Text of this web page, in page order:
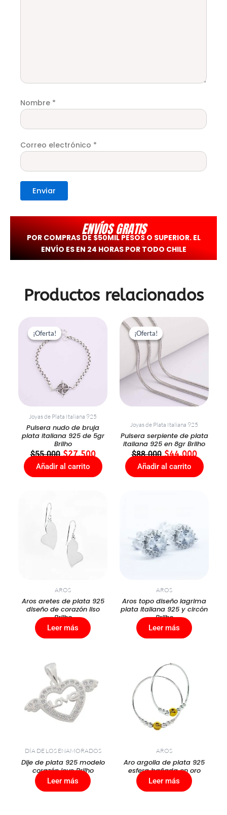
Nombre *
Correo electrónico *
ENVÍOS GRATIS
POR COMPRAS DE $50MIL PESOS O SUPERIOR. EL
ENVÍO ES EN 24 HORAS POR TODO CHILE
Productos relacionados
¡Oferta!
¡Oferta!
Joyas de Plata Italiana 925
Pulsera nudo de bruja
plata italiana 925 de 5gr
Brilho
$55.000
precio
original
$55.000.
$27.500
Añadir al carrito
¡Oferta!
¡Oferta!
Joyas de Plata Italiana 925
Pulsera serpiente de plata
italiana 925 en 8gr Brilho
$88.000
original
era:
$88.000.
$44.000
El
precio
actual
Añadir al carrito
AROS
Aros aretes de plata 925
diseño de corazón liso
Brilho
Leer más
AROS
Aros topo diseño lagrima
plata italiana 925 y circón
Brilho
Leer más
DÍA DE LOS ENAMORADOS
Dije de plata 925 modelo
corazón love Brilho
Leer más
AROS
Aro argolla de plata 925
esfera bañada en oro
Leer más